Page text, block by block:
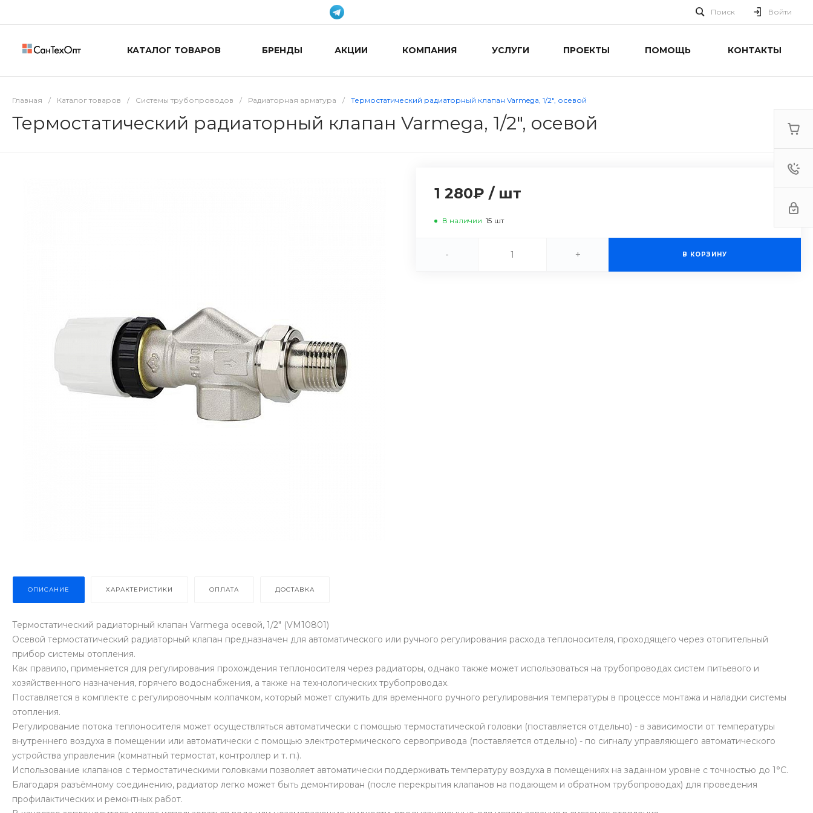
Поиск Войти
КАТАЛОГ ТОВАРОВ БРЕНДЫ АКЦИИ КОМПАНИЯ УСЛУГИ ПРОЕКТЫ ПОМОЩЬ КОНТАКТЫ
Главная / Каталог товаров / Системы трубопроводов / Радиаторная арматура / Термостатический радиаторный клапан Varmega, 1/2", осевой
Термостатический радиаторный клапан Varmega, 1/2", осевой
1 280₽ / шт
В наличии 15 шт
- + В КОРЗИНУ
ОПИСАНИЕ ХАРАКТЕРИСТИКИ ОПЛАТА ДОСТАВКА
Термостатический радиаторный клапан Varmega осевой, 1/2" (VM10801)
Осевой термостатический радиаторный клапан предназначен для автоматического или ручного регулирования расхода теплоносителя, проходящего через отопительный
прибор системы отопления.
Как правило, применяется для регулирования прохождения теплоносителя через радиаторы, однако также может использоваться на трубопроводах систем питьевого и
хозяйственного назначения, горячего водоснабжения, а также на технологических трубопроводах.
Поставляется в комплекте с регулировочным колпачком, который может служить для временного ручного регулирования температуры в процессе монтажа и наладки системы
отопления.
Регулирование потока теплоносителя может осуществляться автоматически с помощью термостатической головки (поставляется отдельно) - в зависимости от температуры
внутреннего воздуха в помещении или автоматически с помощью электротермического сервопривода (поставляется отдельно) - по сигналу управляющего автоматического
устройства управления (комнатный термостат, контроллер и т. п.).
Использование клапанов с термостатическими головками позволяет автоматически поддерживать температуру воздуха в помещениях на заданном уровне с точностью до 1°С.
Благодаря разъёмному соединению, радиатор легко может быть демонтирован (после перекрытия клапанов на подающем и обратном трубопроводах) для проведения
профилактических и ремонтных работ.